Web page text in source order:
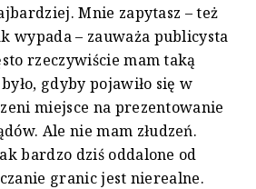
Mnie zapytasz – też
wypada – zauważa publicysta
rzeczywiście mam taką
gdyby pojawiło się w
miejsce na prezentowanie
Ale nie mam złudzeń.
bardzo dziś oddalone od
granic jest nierealne.